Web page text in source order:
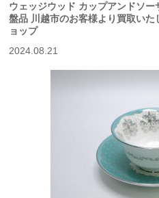
ウェッジウッド カップアンドソ
盤品 川越市のお客様より買取い
ョップ
2024.08.21